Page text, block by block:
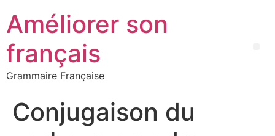
Améliorer son
français
Grammaire Française
Conjugaison du